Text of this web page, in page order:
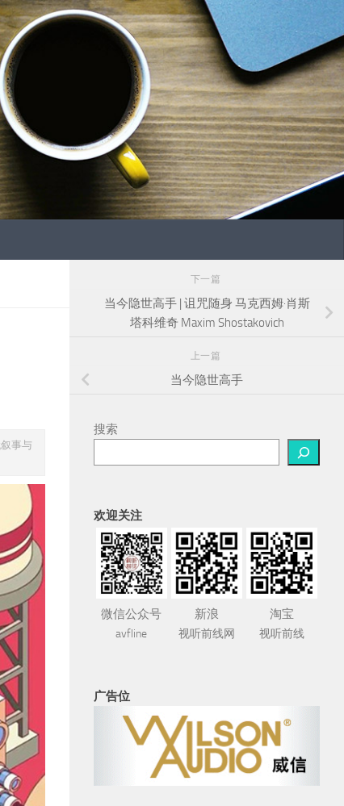
事与
下一篇
当今隐世高手 | 诅咒随身 马克西姆·肖斯
塔科维奇 Maxim Shostakovich
上一篇
当今隐世高手
搜索
欢迎关注
微信公众号
avfline
新浪
视听前线网
淘宝
视听前线
广告位